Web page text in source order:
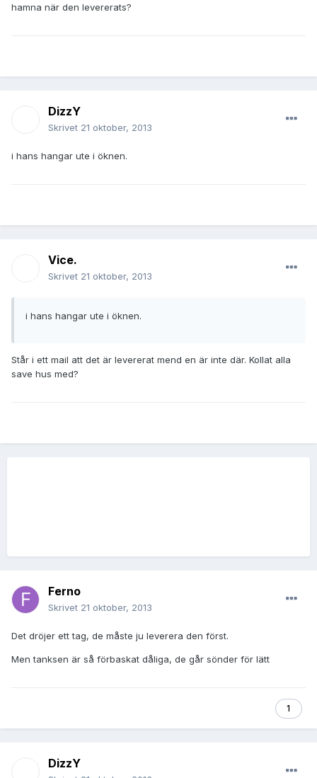
hamna när den levererats?
DizzY
Skrivet 21 oktober, 2013
i hans hangar ute i öknen.
Vice.
Skrivet 21 oktober, 2013
i hans hangar ute i öknen.
Står i ett mail att det är levererat mend en är inte där. Kollat alla
save hus med?
Ferno
Skrivet 21 oktober, 2013
Det dröjer ett tag, de måste ju leverera den först.
Men tanksen är så förbaskat dåliga, de går sönder för lätt
1
DizzY